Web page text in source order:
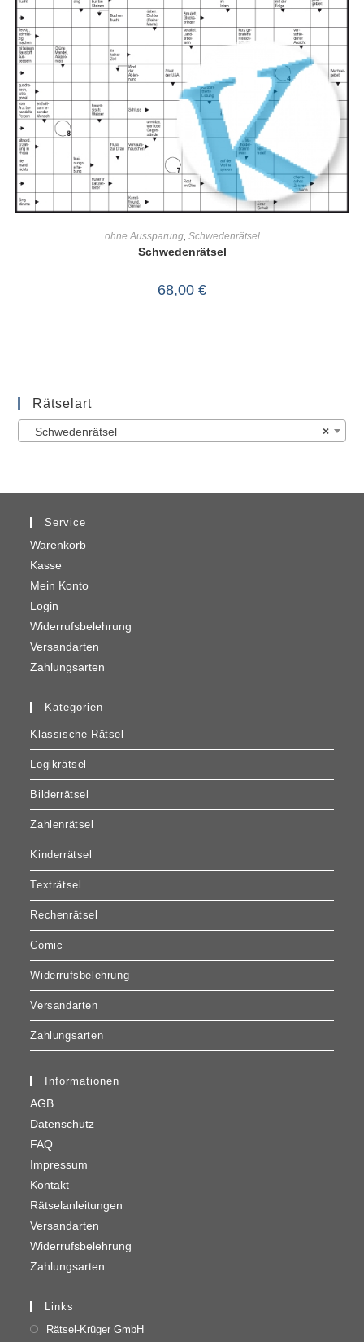
ohne Aussparung, Schwedenrätsel
Schwedenrätsel
68,00 €
Rätselart
×
Schwedenrätsel
Service
Warenkorb
Kasse
Mein Konto
Login
Widerrufsbelehrung
Versandarten
Zahlungsarten
Kategorien
Klassische Rätsel
Logikrätsel
Bilderrätsel
Zahlenrätsel
Kinderrätsel
Texträtsel
Rechenrätsel
Comic
Widerrufsbelehrung
Versandarten
Zahlungsarten
Informationen
AGB
Datenschutz
FAQ
Impressum
Kontakt
Rätselanleitungen
Versandarten
Widerrufsbelehrung
Zahlungsarten
Links
Rätsel-Krüger GmbH